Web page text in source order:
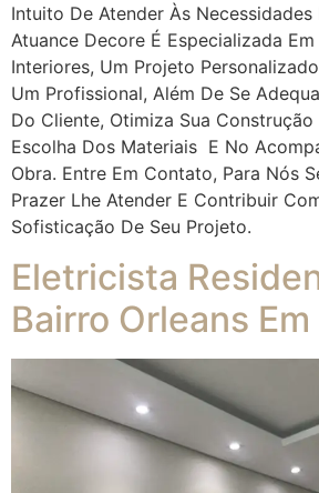
Intuito De Atender Às Necessidades
Atuance Decore É Especializada
Interiores, Um Projeto
Um Profissional, Além De Se
Do Cliente, Otimiza Sua Construção
Escolha Dos Materiais E No
Obra. Entre Em Contato, Para Nós
Prazer Lhe Atender E Contribuir
Sofisticação De Seu Projeto.
Eletricista
Bairro Orleans